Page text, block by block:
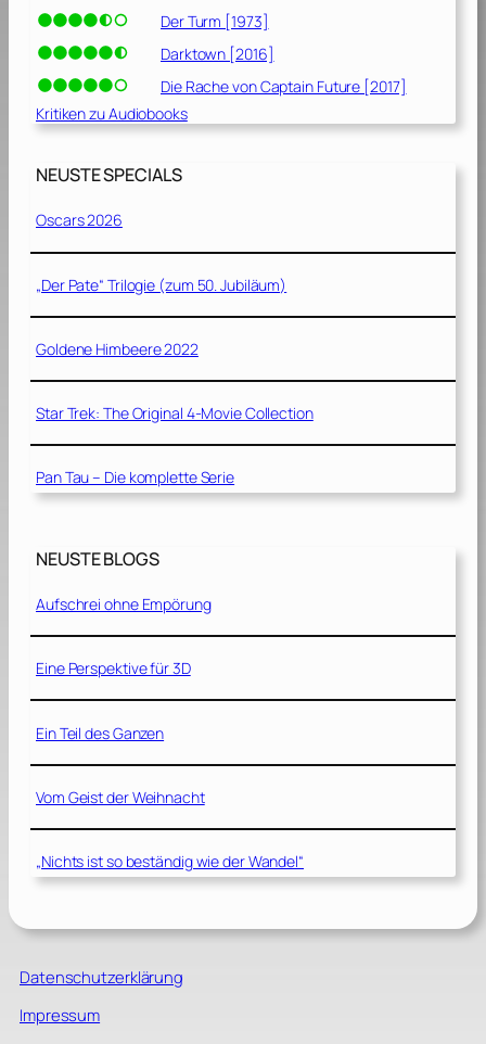
Der Turm [1973]
Darktown [2016]
Die Rache von Captain Future [2017]
Kritiken zu Audiobooks
NEUSTE SPECIALS
Oscars 2026
„Der Pate“ Trilogie (zum 50. Jubiläum)
Goldene Himbeere 2022
Star Trek: The Original 4-Movie Collection
Pan Tau – Die komplette Serie
NEUSTE BLOGS
Aufschrei ohne Empörung
Eine Perspektive für 3D
Ein Teil des Ganzen
Vom Geist der Weihnacht
„Nichts ist so beständig wie der Wandel“
Datenschutzerklärung
Impressum